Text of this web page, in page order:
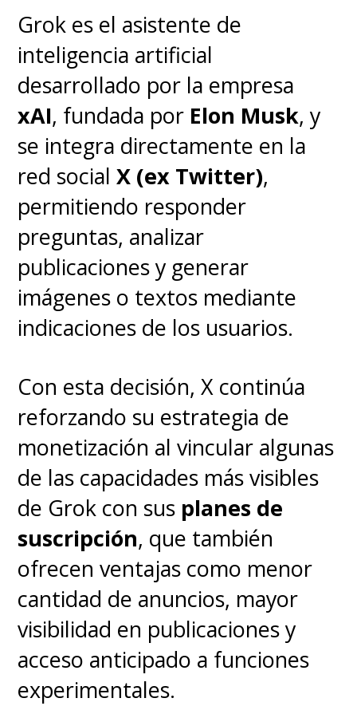
X/Twitter para evitar que
nuestras publicaciones sirvan
para educar a su IA escambiar
la privacidad de nuestra
cuenta de pública a privada.
Estas jugadas de las grandes
empresas dedicadas a las redes
sociales, nuevamente,
recuerdan la poca legislación
que existe a nivel mundial
No olvidemos queMeta ha
hecho algo similarcon casi
todas sus redes sociales
(Facebook, Instagram y
WhatsApp, la única que se
"salva" es Threads),y desde
Latinoamérica no podemos
negarnos a que su IA utilice
nuestros datos.
Grok es el asistente de
inteligencia artificial
desarrollado por la empresa
xAI, fundada por Elon Musk, y
se integra directamente en la
red socialX (ex Twitter),
permitiendo responder
preguntas, analizar
publicaciones y generar
imágenes o textos mediante
indicaciones de los usuarios.
Con esta decisión, X continúa
reforzando su estrategia de
monetización al vincular algunas
de las capacidades más visibles
de Grok con sus planes de
suscripción, que también
ofrecen ventajas como menor
cantidad de anuncios, mayor
visibilidad en publicaciones y
acceso anticipado a funciones
experimentales.